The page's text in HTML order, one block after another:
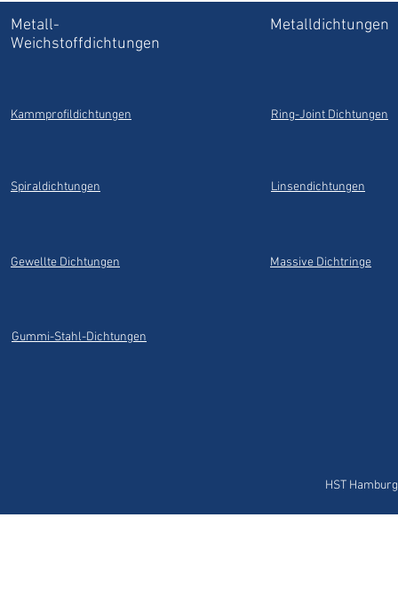
Metall-
Weichstoffdichtungen
Kammprofildichtungen
Spiraldichtungen
Gewellte Dichtungen
Metalldichtungen
Ring-Joint Dichtungen
Linsendichtungen
Massive Dichtringe
Gummi-Stahl-Dichtungen
HST